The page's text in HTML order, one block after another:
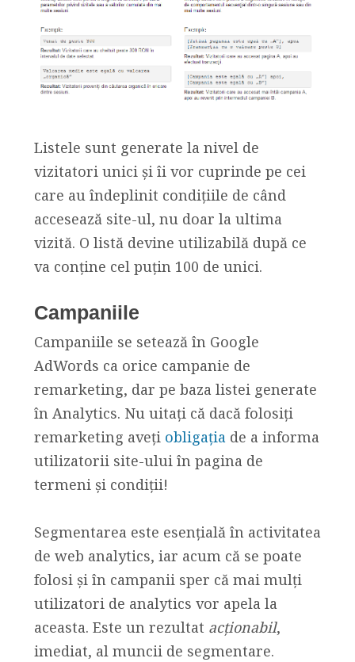
Listele sunt generate la nivel de
vizitatori unici și îi vor cuprinde pe cei
care au îndeplinit condițiile de când
accesează site-ul, nu doar la ultima
vizită. O listă devine utilizabilă după ce
va conține cel puțin 100 de unici.
Campaniile
Campaniile se setează în Google
AdWords ca orice campanie de
remarketing, dar pe baza listei generate
în Analytics. Nu uitați că dacă folosiți
remarketing aveți obligațiade a informa
utilizatorii site-ului în pagina de
termeni și condiții!
Segmentarea este esențială în activitatea
de web analytics, iar acum că se poate
folosi și în campanii sper că mai mulți
utilizatori de analytics vor apela la
aceasta. Este un rezultat acționabil,
imediat, al muncii de segmentare.